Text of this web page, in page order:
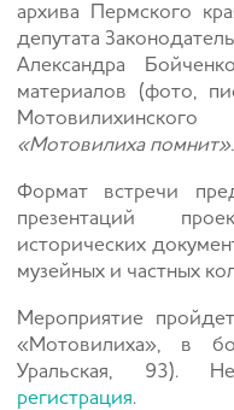
архива Пермского
депутата
Александра
материалов (фото,
«Мотовилиха помнит».
Формат встречи
презентаций
исторических
музейных и частных
Мероприятие
«Мотовилиха», в
Уральская, 93).
регистрация.